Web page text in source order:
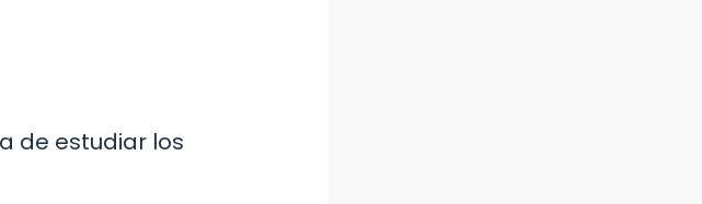
de estudiar los